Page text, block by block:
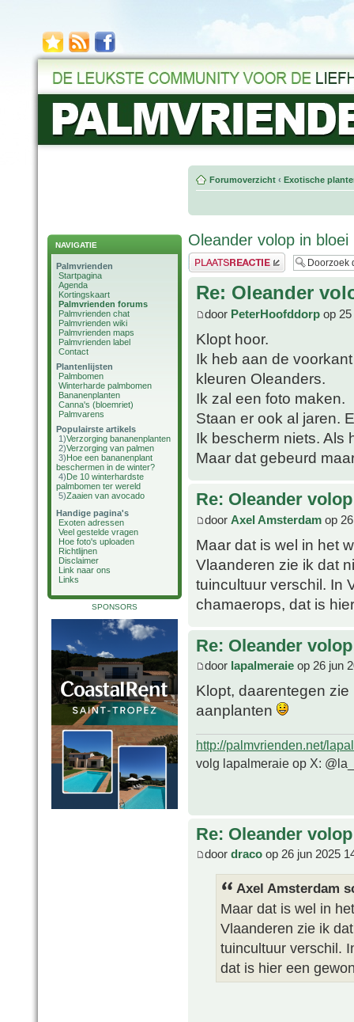
NAVIGATIE
Palmvrienden
Startpagina
Agenda
Kortingskaart
Palmvrienden forums
Palmvrienden chat
Palmvrienden wiki
Palmvrienden maps
Palmvrienden label
Contact
Plantenlijsten
Palmbomen
Winterharde palmbomen
Bananenplanten
Canna's (bloemriet)
Palmvarens
Populairste artikels
1)Verzorging bananenplanten
2)Verzorging van palmen
3)Hoe een bananenplant
beschermen in de winter?
4)De 10 winterhardste
palmbomen ter wereld
5)Zaaien van avocado
Handige pagina's
Exoten adressen
Veel gestelde vragen
Hoe foto's uploaden
Richtlijnen
Disclaimer
Link naar ons
Links
SPONSORS
Forumoverzicht ‹ Exotische
Oleander volop in bloei
Plaats een reactie
Re: Oleander
door PeterHoofddorp op
Klopt hoor.
Ik heb aan de
kleuren Oleanders.
Ik zal een foto maken.
Staan er ook al jaren.
Ik bescherm niets. Als
Maar dat gebeurd
Re: Oleander
door Axel Amsterdam op
Maar dat is wel in het
Vlaanderen zie ik dat
tuincultuur verschil. In
chamaerops, dat is
Re: Oleander
door lapalmeraie op 26 jun
Klopt, daarentegen
aanplanten
http://palmvrienden.net/
volg lapalmeraie op X:
Re: Oleander
door draco op 26 jun 2025
Axel Amsterdam
Maar dat is wel in
Vlaanderen zie ik
tuincultuur verschil.
dat is hier een